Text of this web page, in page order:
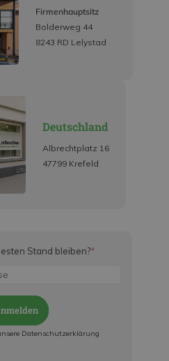
Firmenhauptsitz
Bolderweg 44
8243 RD Lelystad
Deutschland
Albrechtplatz 16
47799 Krefeld
Stand bleiben?*
Datenschutzerklärung